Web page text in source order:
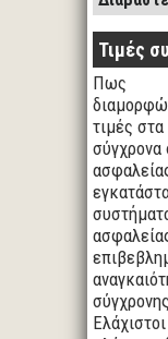
Τιμές
Πως
τιμές
σύγχρονα
Ελάχιστοι